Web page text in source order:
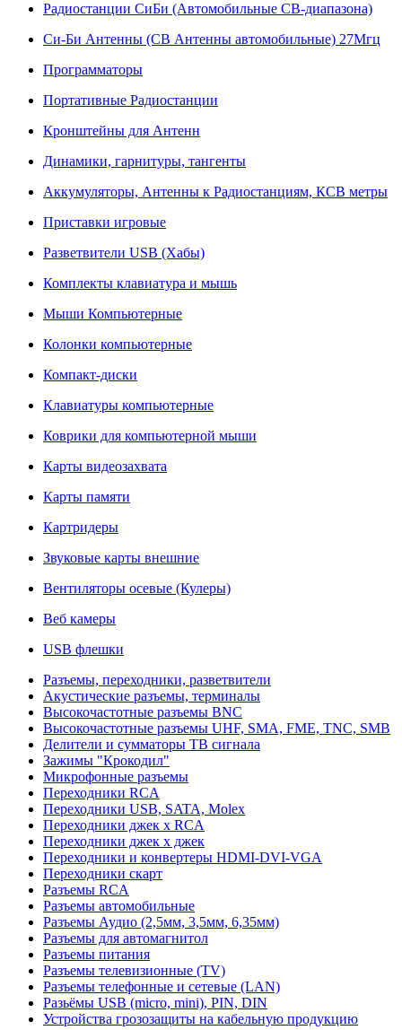
Радиостанции СиБи (Автомобильные СВ-диапазона)
Си-Би Антенны (СВ Антенны автомобильные) 27Мгц
Программаторы
Портативные Радиостанции
Кронштейны для Антенн
Динамики, гарнитуры, тангенты
Аккумуляторы, Антенны к Радиостанциям, КСВ метры
Приставки игровые
Разветвители USB (Хабы)
Комплекты клавиатура и мышь
Мыши Компьютерные
Колонки компьютерные
Компакт-диски
Клавиатуры компьютерные
Коврики для компьютерной мыши
Карты видеозахвата
Карты памяти
Картридеры
Звуковые карты внешние
Вентиляторы осевые (Кулеры)
Веб камеры
USB флешки
Разъемы, переходники, разветвители
Акустические разъемы, терминалы
Высокочастотные разъемы BNC
Высокочастотные разъемы UHF, SMA, FME, TNC, SMB
Делители и сумматоры ТВ сигнала
Зажимы "Крокодил"
Микрофонные разъемы
Переходники RCA
Переходники USB, SATA, Molex
Переходники джек х RCA
Переходники джек х джек
Переходники и конвертеры HDMI-DVI-VGA
Переходники скарт
Разъемы RCA
Разъемы автомобильные
Разъемы Аудио (2,5мм, 3,5мм, 6,35мм)
Разъемы для автомагнитол
Разъемы питания
Разъемы телевизионные (TV)
Разъемы телефонные и сетевые (LAN)
Разьёмы USB (micro, mini), PIN, DIN
Устройства грозозащиты на кабельную продукцию